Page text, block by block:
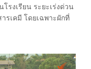
รงเรียน ระยะเร่งด่วน
รเคมี โดยเฉพาะผักที่